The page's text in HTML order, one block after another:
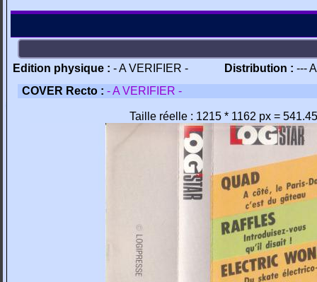
Edition physique : - A VERIFIER - Distribution : ---
COVER Recto : - A VERIFIER -
Taille réelle : 1215 * 1162 px =